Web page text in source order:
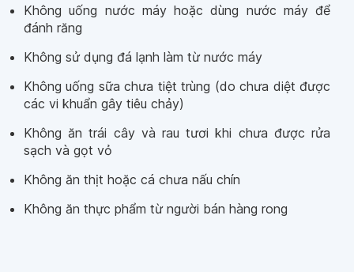
Không uống nước máy hoặc dùng nước máy để
đánh răng
Không sử dụng đá lạnh làm từ nước máy
Không uống sữa chưa tiệt trùng (do chưa diệt được
các vi khuẩn gây tiêu chảy)
Không ăn trái cây và rau tươi khi chưa được rửa
sạch và gọt vỏ
Không ăn thịt hoặc cá chưa nấu chín
Không ăn thực phẩm từ người bán hàng rong